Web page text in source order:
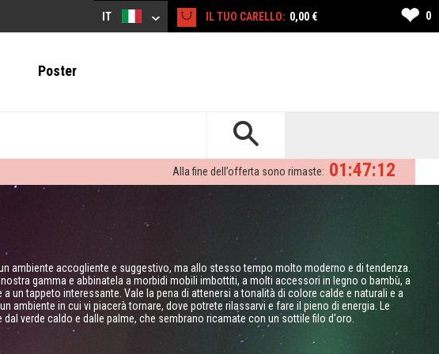
IT IL TUO CARELLO: 0,00 € ❤ 0
Poster
01:47:11
Alla fine dell’offerta sono rimaste:
ambiente accogliente e suggestivo, ma allo stesso tempo molto moderno e di tendenza.
gamma e abbinatela a morbidi mobili imbottiti, a molti accessori in legno o bambù, a
un tappeto interessante. Vale la pena di attenersi a tonalità di colore calde e naturali e a
ambiente in cui vi piacerà tornare, dove potrete rilassarvi e fare il pieno di energia. Le
verde caldo e dalle palme, che sembrano ricamate con un sottile filo d'oro.